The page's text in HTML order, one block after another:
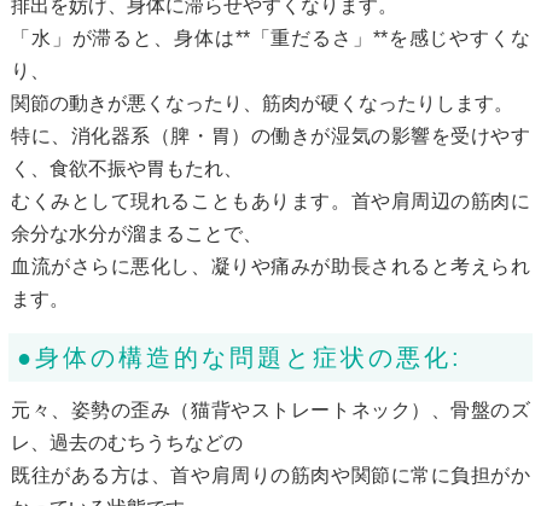
排出を妨げ、身体に滞らせやすくなります。
「水」が滞ると、身体は**「重だるさ」**を感じやすくな
り、
関節の動きが悪くなったり、筋肉が硬くなったりします。
特に、消化器系（脾・胃）の働きが湿気の影響を受けやす
く、食欲不振や胃もたれ、
むくみとして現れることもあります。首や肩周辺の筋肉に
余分な水分が溜まることで、
血流がさらに悪化し、凝りや痛みが助長されると考えられ
ます。
●身体の構造的な問題と症状の悪化:
元々、姿勢の歪み（猫背やストレートネック）、骨盤のズ
レ、過去のむちうちなどの
既往がある方は、首や肩周りの筋肉や関節に常に負担がか